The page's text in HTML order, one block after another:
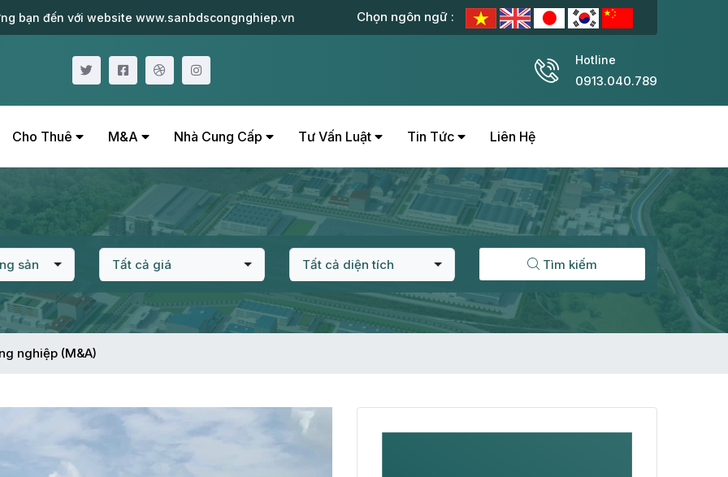
bạn đến với website www.sanbdscongnghiep.vn Chọn ngôn ngữ :
Hotline
0913.040.789
Cho Thuê M&A Nhà Cung Cấp Tư Vấn Luật Tin Tức Liên Hệ
sản Tất cả giá Tất cả diện tích Tìm kiếm
nghiệp (M&A)